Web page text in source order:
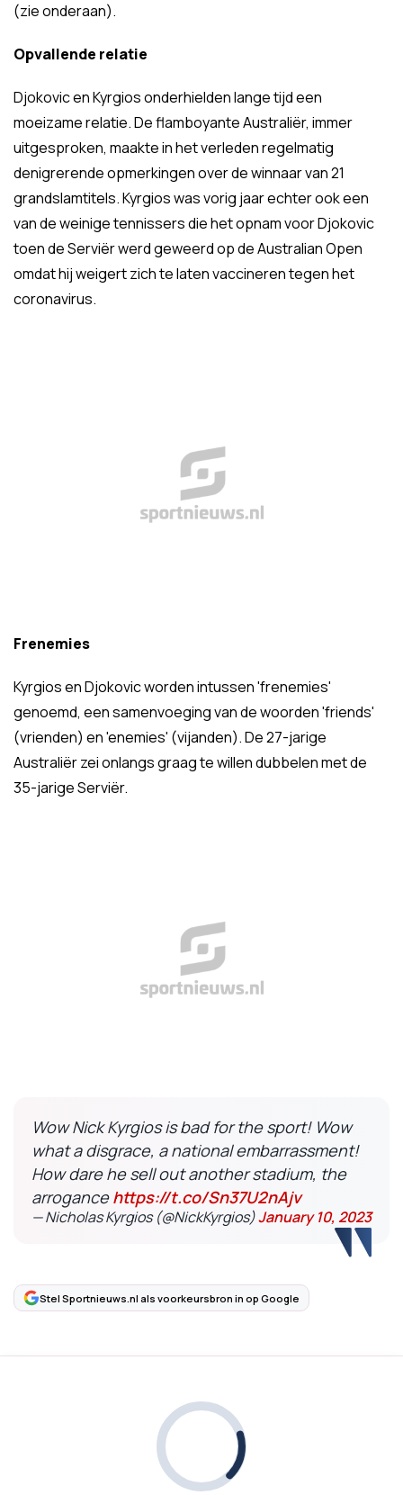
(zie onderaan).
Opvallende relatie
Djokovic en Kyrgios onderhielden lange tijd een
moeizame relatie. De flamboyante Australiër, immer
uitgesproken, maakte in het verleden regelmatig
denigrerende opmerkingen over de winnaar van 21
grandslamtitels. Kyrgios was vorig jaar echter ook een
van de weinige tennissers die het opnam voor Djokovic
toen de Serviër werd geweerd op de Australian Open
omdat hij weigert zich te laten vaccineren tegen het
coronavirus.
Frenemies
Kyrgios en Djokovic worden intussen 'frenemies'
genoemd, een samenvoeging van de woorden 'friends'
(vrienden) en 'enemies' (vijanden). De 27-jarige
Australiër zei onlangs graag te willen dubbelen met de
35-jarige Serviër.
Wow Nick Kyrgios is bad for the sport! Wow
what a disgrace, a national embarrassment!
How dare he sell out another stadium, the
arrogancehttps://t.co/Sn37U2nAjv
— Nicholas Kyrgios (@NickKyrgios)January 10, 2023
Stel Sportnieuws.nl als voorkeursbron in op Google